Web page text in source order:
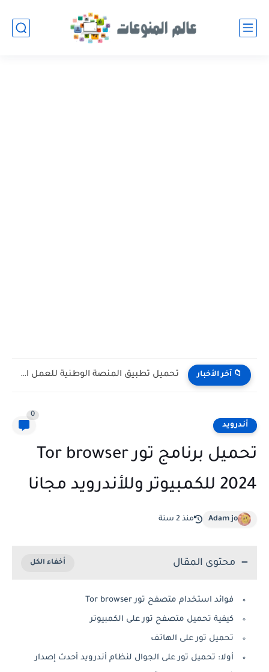
📁 آخر الأخبار تحميل تطبيق الراجحي 2024 rajhi bank app مباشر للأندرويد والآيفون...
أندرويد
0
تحميل برنامج تور Tor browser
2024 للكمبيوتر وللأندرويد مجانا
Adam jo منذ 2 سنة
محتوى المقال
فوائد استخدام متصفح تور Tor browser
كيفية تحميل متصفح تور على الكمبيوتر
تحميل تور على الهاتف
أولا: تحميل تور على الجوال لنظام أندرويد أحدث إصدار